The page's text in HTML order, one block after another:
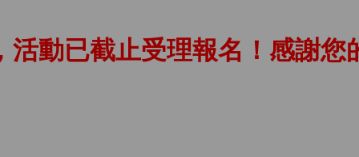
活動已截止受理報名！感謝您